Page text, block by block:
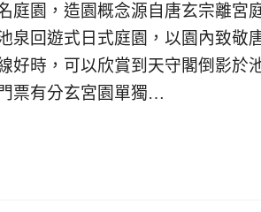
庭園，造園概念源自唐玄宗離宮
泉回遊式日式庭園，以園內致敬
好時，可以欣賞到天守閣倒影於
票有分玄宮園單獨…